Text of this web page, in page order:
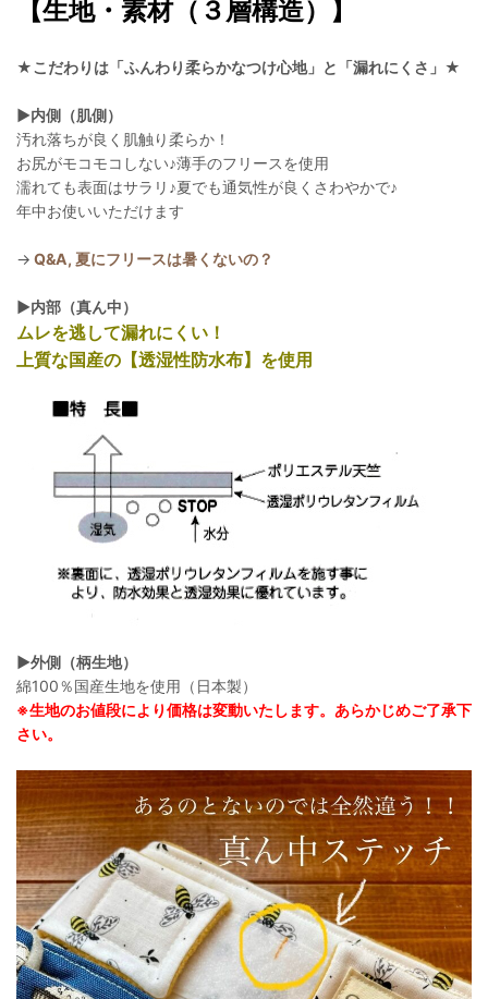
【生地・素材（３層構造）】
★こだわりは「ふんわり柔らかなつけ心地」と「漏れにくさ」★
▶︎内側（肌側）
汚れ落ちが良く肌触り柔らか！
お尻がモコモコしない♪薄手のフリースを使用
濡れても表面はサラリ♪夏でも通気性が良くさわやかで♪
年中お使いいただけます
→ Q&A, 夏にフリースは暑くないの？
▶︎内部（真ん中）
ムレを逃して漏れにくい！
上質な国産の【透湿性防水布】を使用
▶︎外側（柄生地）
綿100％国産生地を使用（日本製）
※生地のお値段により価格は変動いたします。あらかじめご了承下
さい。